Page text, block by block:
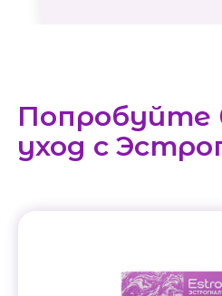
Попробуйте
уход с
и мы подберем для вас
идеальный уход